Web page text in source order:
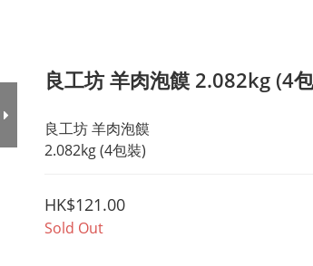
良工坊 羊肉泡饃 2.082kg (4
良工坊 羊肉泡饃
2.082kg (4包裝)
HK$121.00
Sold Out